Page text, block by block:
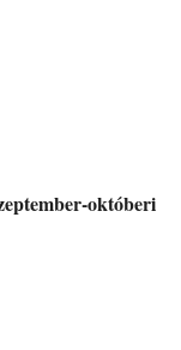
októberi